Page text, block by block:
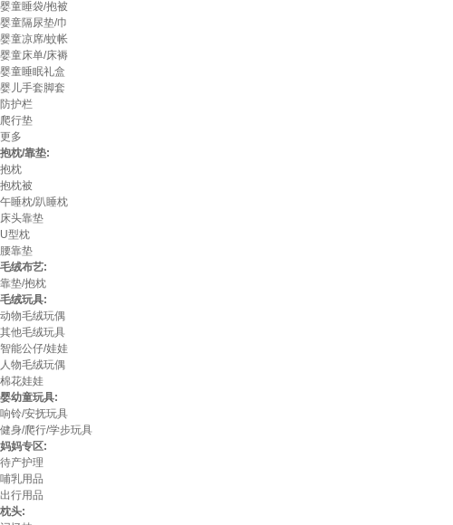
婴童睡袋/抱被
婴童隔尿垫/巾
婴童凉席/蚊帐
婴童床单/床褥
婴童睡眠礼盒
婴儿手套脚套
防护栏
爬行垫
更多
抱枕/靠垫:
抱枕
抱枕被
午睡枕/趴睡枕
床头靠垫
U型枕
腰靠垫
毛绒布艺:
靠垫/抱枕
毛绒玩具:
动物毛绒玩偶
其他毛绒玩具
智能公仔/娃娃
人物毛绒玩偶
棉花娃娃
婴幼童玩具:
响铃/安抚玩具
健身/爬行/学步玩具
妈妈专区:
待产护理
哺乳用品
出行用品
枕头: